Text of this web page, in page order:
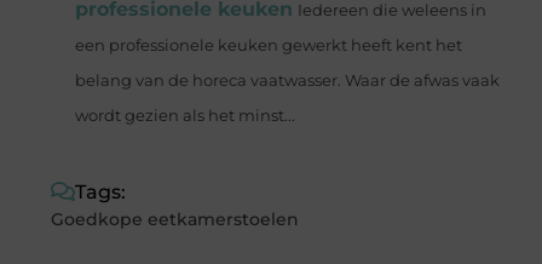
professionele keuken Iedereen die weleens in
een professionele keuken gewerkt heeft kent het
belang van de horeca vaatwasser. Waar de afwas vaak
wordt gezien als het minst...
Tags:
Goedkope eetkamerstoelen